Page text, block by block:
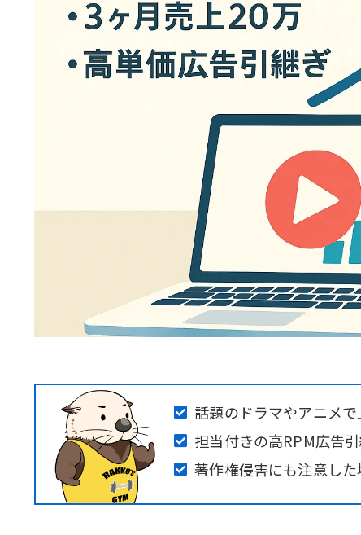
話題のドラマやアニメ
担当付きの高RPM広告
著作権侵害にも注意し